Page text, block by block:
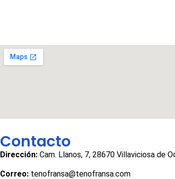
Contacto
Dirección: Cam. Llanos, 7, 28670 Villaviciosa de
Correo: tenofransa@tenofransa.com